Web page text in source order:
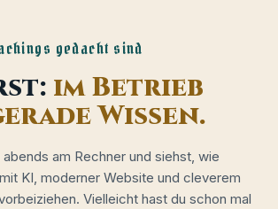
gedacht sind
im Betrieb
Wissen.
am Rechner und siehst, wie
KI, moderner Website und cleverem
Vielleicht hast du schon mal